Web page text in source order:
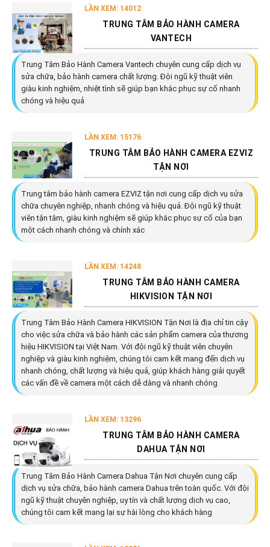
LẦN XEM: 14012
TRUNG TÂM BẢO HÀNH CAMERA
VANTECH
Trung Tâm Bảo Hành Camera Vantech chuyên cung cấp dịch vụ
sửa chữa, bảo hành camera chất lượng. Đội ngũ kỹ thuật viên
giàu kinh nghiệm, nhiệt tình sẽ giúp bạn khắc phục sự cố nhanh
chóng và hiệu quả
LẦN XEM: 15176
TRUNG TÂM BẢO HÀNH CAMERA EZVIZ
TẬN NƠI
Trung tâm bảo hành camera EZVIZ tận nơi cung cấp dịch vụ sửa
chữa chuyên nghiệp, nhanh chóng và hiệu quả. Đội ngũ kỹ thuật
viên tận tâm, giàu kinh nghiệm sẽ giúp khắc phục sự cố của bạn
một cách nhanh chóng và chính xác
LẦN XEM: 14248
TRUNG TÂM BẢO HÀNH CAMERA
HIKVISION TẬN NƠI
Trung Tâm Bảo Hành Camera HIKVISION Tận Nơi là địa chỉ tin cậy
cho việc sửa chữa và bảo hành các sản phẩm camera của thương
hiệu HIKVISION tại Việt Nam. Với đội ngũ kỹ thuật viên chuyên
nghiệp và giàu kinh nghiệm, chúng tôi cam kết mang đến dịch vụ
nhanh chóng, chất lượng và hiệu quả, giúp khách hàng giải quyết
các vấn đề về camera một cách dễ dàng và nhanh chóng
LẦN XEM: 13296
TRUNG TÂM BẢO HÀNH CAMERA
DAHUA TẬN NƠI
Trung Tâm Bảo Hành Camera Dahua Tận Nơi chuyên cung cấp
dịch vụ sửa chữa, bảo hành camera Dahua trên toàn quốc. Với đội
ngũ kỹ thuật chuyên nghiệp, uy tín và chất lượng dịch vụ cao,
chúng tôi cam kết mang lại sự hài lòng cho khách hàng